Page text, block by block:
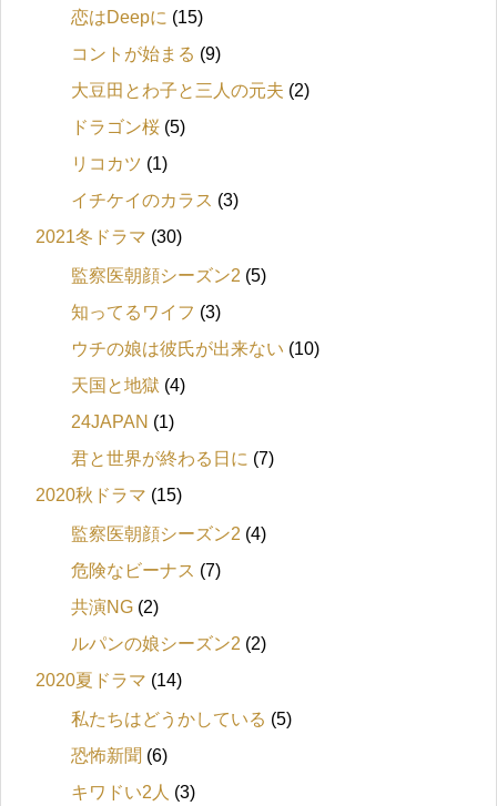
恋はDeepに (15)
コントが始まる (9)
大豆田とわ子と三人の元夫 (2)
ドラゴン桜 (5)
リコカツ (1)
イチケイのカラス (3)
2021冬ドラマ (30)
監察医朝顔シーズン2 (5)
知ってるワイフ (3)
ウチの娘は彼氏が出来ない (10)
天国と地獄 (4)
24JAPAN (1)
君と世界が終わる日に (7)
2020秋ドラマ (15)
監察医朝顔シーズン2 (4)
危険なビーナス (7)
共演NG (2)
ルパンの娘シーズン2 (2)
2020夏ドラマ (14)
私たちはどうかしている (5)
恐怖新聞 (6)
キワドい2人 (3)